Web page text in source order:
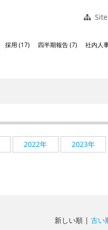
採用 (17) 四半期報告 (7) 社内人
2022年
2023年
新しい順 |古い